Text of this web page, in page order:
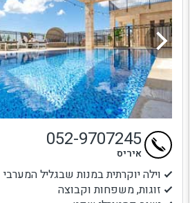
וילה יוקרתית במנות שבגליל המערבי
זוגות, משפחות וקבוצה
052-9707245
איריס